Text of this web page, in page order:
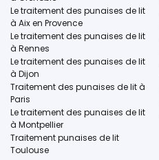
Le traitement des punaises de lit
à Aix en Provence
Le traitement des punaises de lit
à Rennes
Le traitement des punaises de lit
à Dijon
Traitement des punaises de lit à
Paris
Le traitement des punaises de lit
à Montpellier
Traitement punaises de lit
Toulouse